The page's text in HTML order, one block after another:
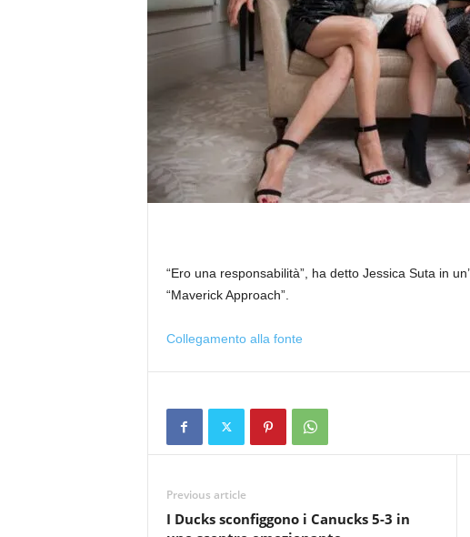
“Ero una responsabilità”, ha detto Jessica Suta in
“Maverick Approach”.
Collegamento alla fonte
Previous article
I Ducks sconfiggono i Canucks 5-3 in